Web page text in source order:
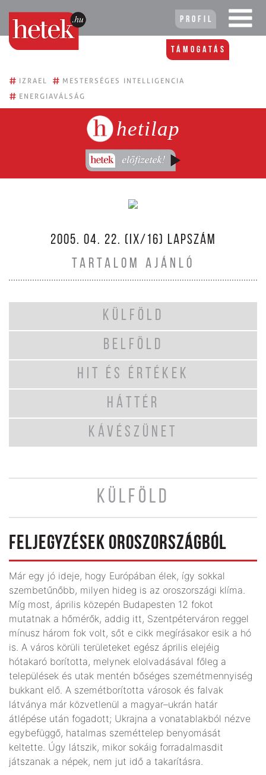
Profil
Támogatás
# IZRAEL # MESTERSÉGES INTELLIGENCIA
# ENERGIAVÁLSÁG
hetilap
2005. 04. 22. (IX/16) LAPSZÁM
TARTALOM AJÁNLÓ
KÜLFÖLD
BELFÖLD
HIT ÉS ÉRTÉKEK
HÁTTÉR
KÁVÉSZÜNET
KÜLFÖLD
FELJEGYZÉSEK OROSZORSZÁGBÓL
Már egy jó ideje, hogy Európában élek, így sokkal
szembetűnőbb, milyen hideg is az oroszországi klíma.
Míg most, április közepén Budapesten 12 fokot
mutatnak a hőmérők, addig itt, Szentpéterváron reggel
mínusz három fok volt, sőt e cikk megírásakor esik a hó
is. A város körüli területeket egész április elejéig
hótakaró borította, melynek elolvadásával főleg a
települések és utak mentén bőséges szemétmennyiség
bukkant elő. A szemétborította városok és falvak
látványa már közvetlenül a magyar–ukrán határ
átlépése után fogadott; Ukrajna a vonatablakból nézve
egybefüggő, hatalmas szeméttelep benyomását
keltette. Úgy látszik, mikor sokáig forradalmasdit
játszanak a népek, nem jut idő a takarításra.